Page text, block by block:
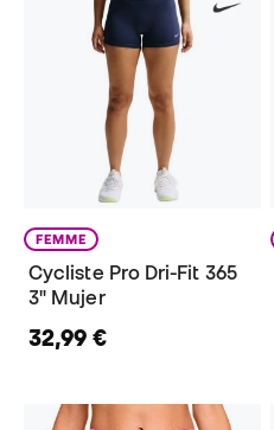
FEMME
Cycliste Pro Dri-Fit 365
3" Mujer
32,99 €